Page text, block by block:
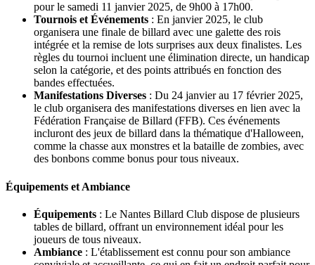
pour le samedi 11 janvier 2025, de 9h00 à 17h00.
Tournois et Événements : En janvier 2025, le club
organisera une finale de billard avec une galette des rois
intégrée et la remise de lots surprises aux deux finalistes. Les
règles du tournoi incluent une élimination directe, un handicap
selon la catégorie, et des points attribués en fonction des
bandes effectuées.
Manifestations Diverses : Du 24 janvier au 17 février 2025,
le club organisera des manifestations diverses en lien avec la
Fédération Française de Billard (FFB). Ces événements
incluront des jeux de billard dans la thématique d'Halloween,
comme la chasse aux monstres et la bataille de zombies, avec
des bonbons comme bonus pour tous niveaux.
Équipements et Ambiance
Équipements : Le Nantes Billard Club dispose de plusieurs
tables de billard, offrant un environnement idéal pour les
joueurs de tous niveaux.
Ambiance : L'établissement est connu pour son ambiance